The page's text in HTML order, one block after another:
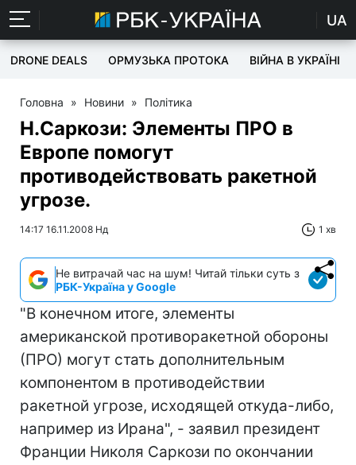
UA
DRONE DEALS ОРМУЗЬКА ПРОТОКА ВІЙНА В УКРАЇНІ
Головна » Новини » Політика
Н.Саркози: Элементы ПРО в
Европе помогут
противодействовать ракетной
угрозе.
14:17 16.11.2008 Нд 1 хв
Не витрачай час на шум! Читай тільки суть з
РБК-Україна у Google
"В конечном итоге, элементы
американской противоракетной обороны
(ПРО) могут стать дополнительным
компонентом в противодействии
ракетной угрозе, исходящей откуда-либо,
например из Ирана", - заявил президент
Франции Николя Саркози по окончании